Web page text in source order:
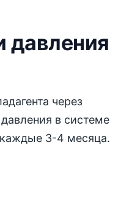
давления
через
в системе
каждые 3-4 месяца.